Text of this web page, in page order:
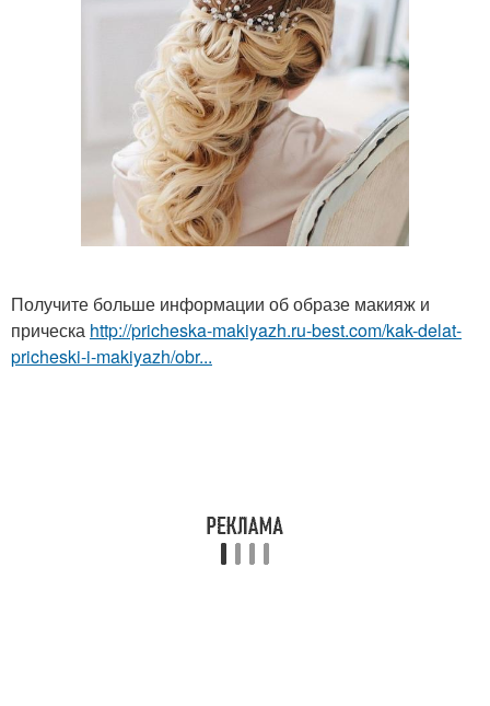
Получите больше информации об образе макияж и
прическа http://pricheska-makiyazh.ru-best.com/kak-delat-
pricheski-i-makiyazh/obr...